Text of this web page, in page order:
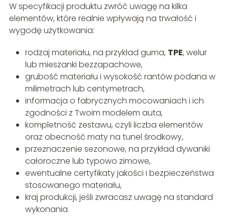
W specyfikacji produktu zwróć uwagę na kilka
elementów, które realnie wpływają na trwałość i
wygodę użytkowania:
rodzaj materiału, na przykład guma, TPE, welur
lub mieszanki bezzapachowe,
grubość materiału i wysokość rantów podana w
milimetrach lub centymetrach,
informacja o fabrycznych mocowaniach i ich
zgodności z Twoim modelem auta,
kompletność zestawu, czyli liczba elementów
oraz obecność maty na tunel środkowy,
przeznaczenie sezonowe, na przykład dywaniki
całoroczne lub typowo zimowe,
ewentualne certyfikaty jakości i bezpieczeństwa
stosowanego materiału,
kraj produkcji, jeśli zwracasz uwagę na standard
wykonania.